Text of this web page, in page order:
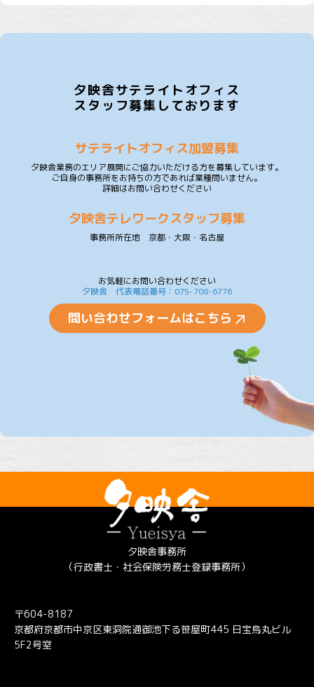
夕映舎サテライトオフィス
スタッフ募集しております
サテライトオフィス加盟募集
夕映舎業務のエリア展開にご協力いただける方を募集しています。
ご自身の事務所をお持ちの方であれば業種問いません。
詳細はお問い合わせください
夕映舎テレワークスタッフ募集
事務所所在地 京都・大阪・名古屋
お気軽にお問い合わせください
夕映舎 代表電話番号：075-708-6776
問い合わせフォームはこちら
夕映舎事務所
（行政書士・社会保険労務士登録事務所）
〒604-8187
京都府京都市中京区東洞院通御池下る笹屋町445 日宝烏丸ビル
5F2号室